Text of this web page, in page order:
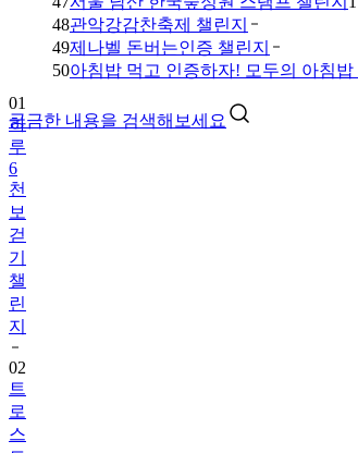
48관악강감찬축제 챌린지
49제나벨 돈버는인증 챌린지
50아침밥 먹고 인증하자! 모두의 아침밥
궁금한 내용을 검색해보세요
루
6
천
보
걷
기
챌
린
지
02
트
로
스
트
와